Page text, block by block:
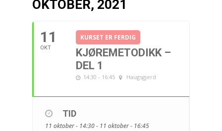
OKTOBER, 2021
11
OKT
KURSET ER FERDIG
KJØREMETODIKK –
DEL 1
14:30 - 16:45 Haugsgjerd
TID
11 oktober - 14:30 - 11 oktober - 16:45